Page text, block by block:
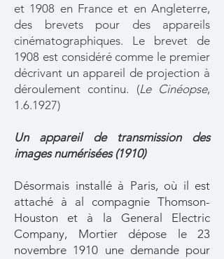
et 1908 en France et en Angleterre,
des brevets pour des appareils
cinématographiques. Le brevet de
1908 est considéré comme le premier
décrivant un appareil de projection à
déroulement continu. (Le Cinéopse,
1.6.1927)
Un appareil de transmission des
images numérisées (1910)​
Désormais installé à Paris, où il est
attaché à al compagnie Thomson-
Houston et à la General Electric
Company, Mortier dépose le 23
novembre 1910 une demande pour